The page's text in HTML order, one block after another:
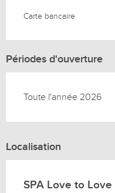
Carte bancaire
Périodes d'ouverture
Toute l'année 2026
Localisation
SPA Love to Love